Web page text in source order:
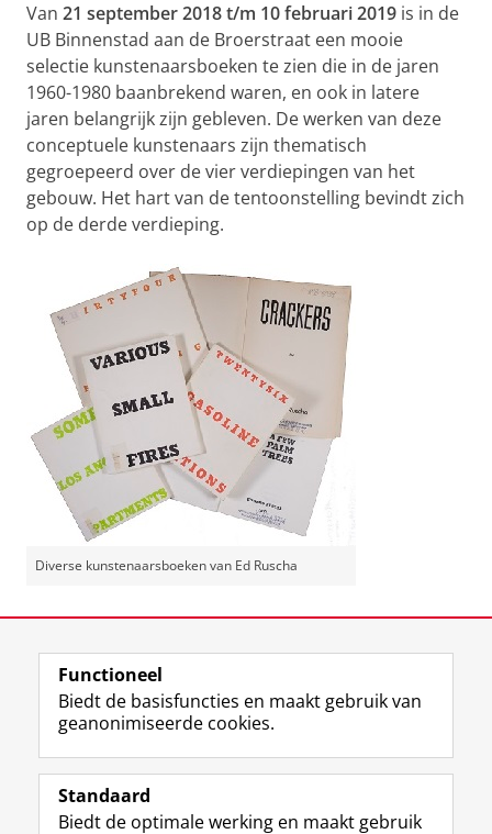
Van 21 september 2018 t/m 10 februari 2019 is in de
UB Binnenstad aan de Broerstraat een mooie
selectie kunstenaarsboeken te zien die in de jaren
1960-1980 baanbrekend waren, en ook in latere
jaren belangrijk zijn gebleven. De werken van deze
conceptuele kunstenaars zijn thematisch
gegroepeerd over de vier verdiepingen van het
gebouw. Het hart van de tentoonstelling bevindt zich
op de derde verdieping.
Diverse kunstenaarsboeken van Ed Ruscha
View this page in:English
Volg ons op
M
a
t
I
n
t
De UB voor medewerkers
Functioneel
Biedt de basisfuncties en maakt gebruik van
geanonimiseerde cookies.
Standaard
Biedt de optimale werking en maakt gebruik